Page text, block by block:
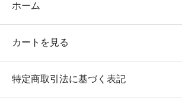
ホーム
カートを見る
特定商取引法に基づく表記